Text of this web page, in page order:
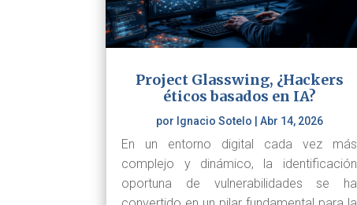
Project Glasswing, ¿Hackers
éticos basados en IA?
por Ignacio Sotelo Abr 14, 2026
En un entorno digital cada vez más
complejo y dinámico, la identificación
oportuna de vulnerabilidades se ha